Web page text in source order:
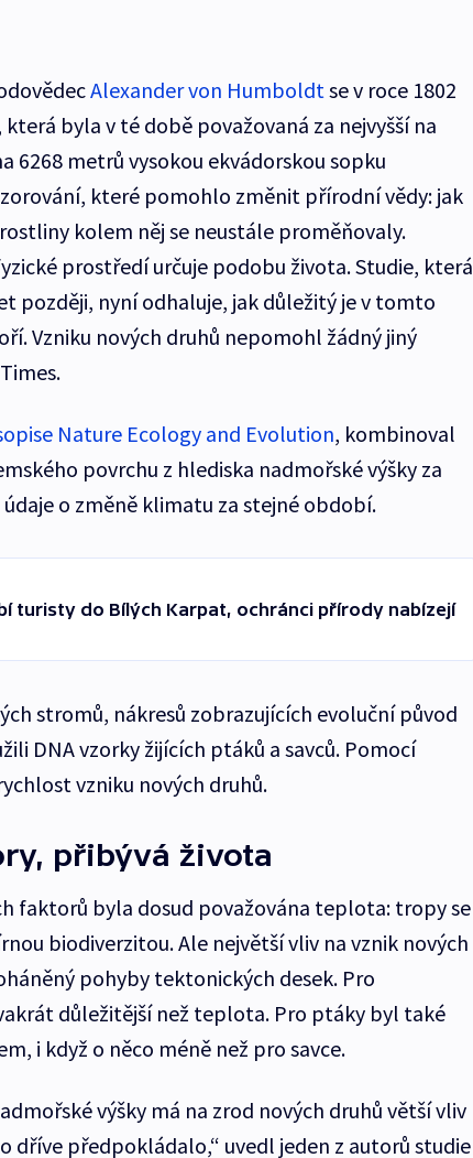
Alexander von Humboldtse v roce 1802
byla v té době považovaná za nejvyšší na
6268 metrů vysokou ekvádorskou sopku
které pomohlo změnit přírodní vědy: jak
kolem něj se neustále proměňovaly.
prostředí určuje podobu života. Studie, která
později, nyní odhaluje, jak důležitý je v tomto
Vzniku nových druhů nepomohl žádný jiný
Nature Ecology and Evolution, kombinoval
povrchu z hlediska nadmořské výšky za
o změně klimatu za stejné období.
turisty do Bílých Karpat, ochránci přírody nabízejí
stromů, nákresů zobrazujících evoluční původ
DNA vzorky žijících ptáků a savců. Pomocí
vzniku nových druhů.
přibývá života
faktorů byla dosud považována teplota: tropy se
biodiverzitou. Ale největší vliv na vznik nových
pohyby tektonických desek. Pro
důležitější než teplota. Pro ptáky byl také
i když o něco méně než pro savce.
výšky má na zrod nových druhů větší vliv
dříve předpokládalo,“ uvedl jeden z autorů studie